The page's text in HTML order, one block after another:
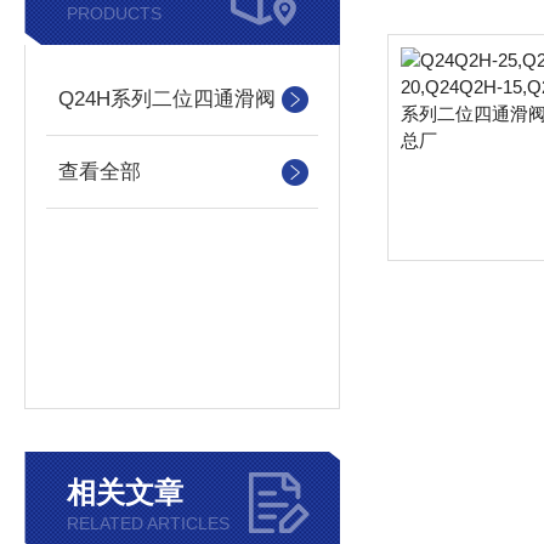
PRODUCTS
Q24H系列二位四通滑阀
查看全部
相关文章
RELATED ARTICLES